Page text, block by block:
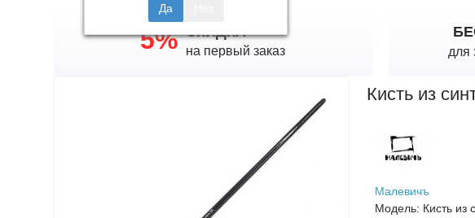
5% СКИДКА
на первый заказ для
Кисть из
Малевичъ
Модель: Кисть из